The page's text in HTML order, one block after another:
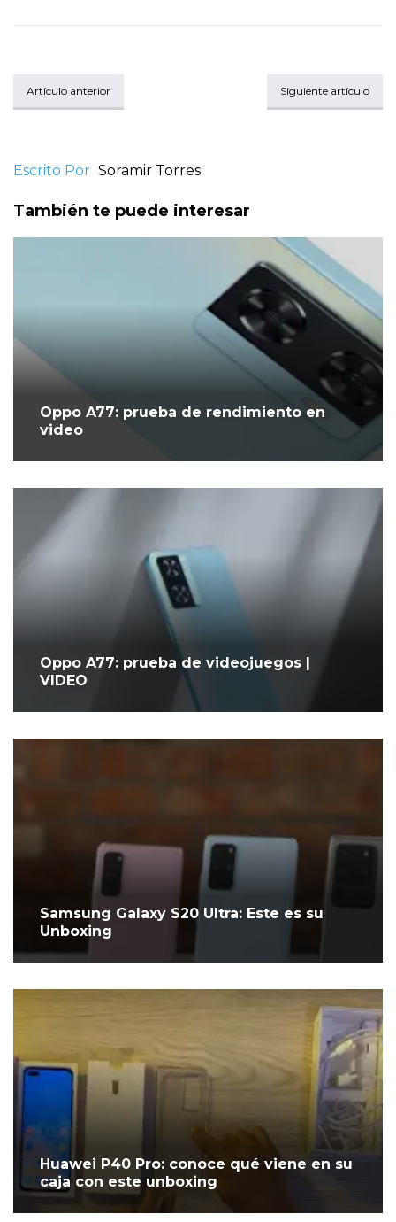
Artículo anterior Siguiente artículo
Escrito Por Soramir Torres
También te puede interesar
Oppo A77: prueba de rendimiento en
video
Oppo A77: prueba de videojuegos |
VIDEO
Samsung Galaxy S20 Ultra: Este es su
Unboxing
Huawei P40 Pro: conoce qué viene en su
caja con este unboxing